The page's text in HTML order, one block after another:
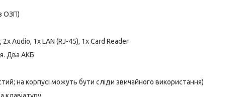
ОЗП)
Audio, 1x LAN (RJ-45), 1x Card Reader
Два АКБ
на корпусі можуть бути сліди звичайного використання)